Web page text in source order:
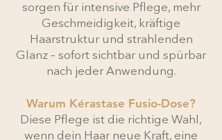
sorgen für intensive Pflege, mehr
Geschmeidigkeit, kräftige
Haarstruktur und strahlenden
Glanz – sofort sichtbar und spürbar
nach jeder Anwendung.
Warum Kérastase Fusio-Dose?
Diese Pflege ist die richtige Wahl,
wenn dein Haar neue Kraft, eine